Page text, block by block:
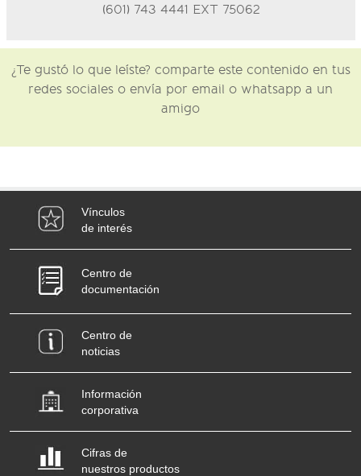
(601) 743 4441 EXT 75062
¿Te gustó lo que leíste? comparte este contenido en tus
redes sociales o envía por email o whatsapp a un
amigo
Vínculos
de interés
Centro de
documentación
Centro de
noticias
Información
corporativa
Cifras de
nuestros productos